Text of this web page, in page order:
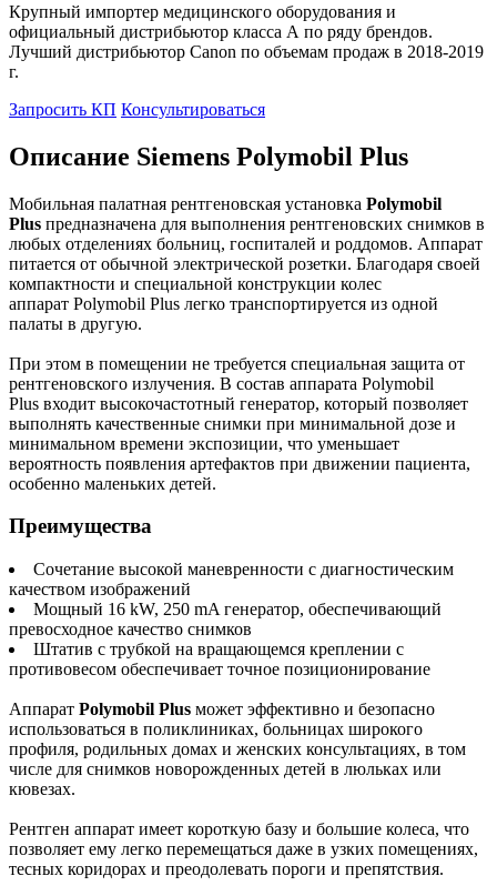
Крупный импортер медицинского оборудования и
официальный дистрибьютор класса А по ряду брендов.
Лучший дистрибьютор Canon по объемам продаж в 2018-2019
г.
Запросить КП Консультироваться
Описание Siemens Polymobil Plus
Мобильная палатная рентгеновская установка Polymobil
Plus предназначена для выполнения рентгеновских снимков в
любых отделениях больниц, госпиталей и роддомов. Аппарат
питается от обычной электрической розетки. Благодаря своей
компактности и специальной конструкции колес
аппарат Polymobil Plus легко транспортируется из одной
палаты в другую.
При этом в помещении не требуется специальная защита от
рентгеновского излучения. В состав аппарата Polymobil
Plus входит высокочастотный генератор, который позволяет
выполнять качественные снимки при минимальной дозе и
минимальном времени экспозиции, что уменьшает
вероятность появления артефактов при движении пациента,
особенно маленьких детей.
Преимущества
Сочетание высокой маневренности с диагностическим
качеством изображений
Мощный 16 kW, 250 mA генератор, обеспечивающий
превосходное качество снимков
Штатив с трубкой на вращающемся креплении с
противовесом обеспечивает точное позиционирование
Аппарат Polymobil Plus может эффективно и безопасно
использоваться в поликлиниках, больницах широкого
профиля, родильных домах и женских консультациях, в том
числе для снимков новорожденных детей в люльках или
кювезах.
Рентген аппарат имеет короткую базу и большие колеса, что
позволяет ему легко перемещаться даже в узких помещениях,
тесных коридорах и преодолевать пороги и препятствия.